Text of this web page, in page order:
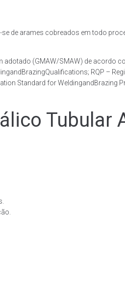
de arames cobreados em todo
(GMAW/SMAW) de acordo
RQP –
Standard for WeldingandBrazing
Tubular